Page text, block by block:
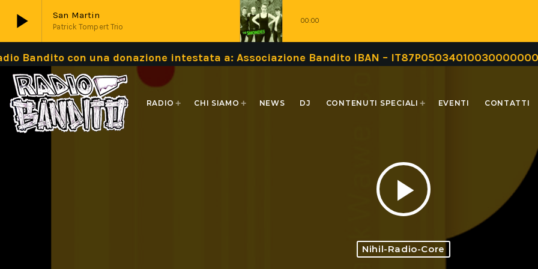
play_arrow San Martin
Patrick Tompert Trio
00:00
play_arrow Live
Bandito con una donazione intestata a: Associazione Bandito IBAN –
RADIO CHI SIAMO NEWS DJ CONTENUTI SPECIALI EVENTI CONTATTI
play_arrow
Nihil-Radio-Core